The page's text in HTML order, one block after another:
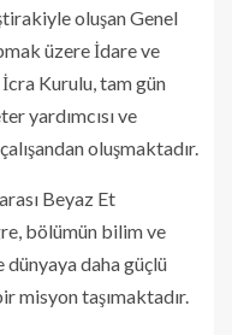
oluşan Genel
üzere İdare ve
İcra Kurulu, tam gün
yardımcısı ve
oluşmaktadır.
Beyaz Et
bölümün bilim ve
dünyaya daha güçlü
misyon taşımaktadır.